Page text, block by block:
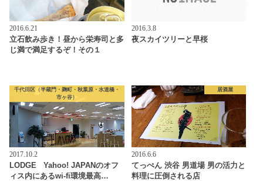
2016.6.21
立石飲み歩き！昼から栄寿司と多
じ満で満足するぞ！その１
2016.3.8
夜スカイツリーと早桜
千代田区（半蔵門・麹町・秋葉原・水道橋・
市ヶ谷）
2017.10.2
LODGE Yahoo! JAPANのオフ
ィス内にあるwi-fi環境最高…
居酒屋
2016.6.6
てっぺん 渋谷 男道場 男の活力と
料理に圧倒される店